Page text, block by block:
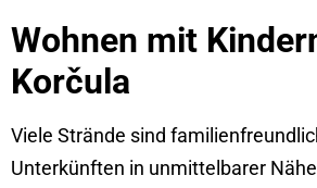
Wohnen mit
Korčula
Viele Strände sind
Unterkünften in unmittelbarer